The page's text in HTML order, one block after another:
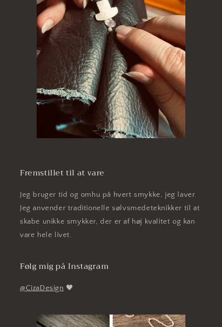
Fremstillet til at vare
Jeg bruger tid og omhu på hvert smykke, jeg laver.
Jeg anvender traditionelle sølvsmedeteknikker til at
skabe unikke smykker, der er af høj kvalitet og kan
vare hele livet.
Følg mig på Instagram
@CizaDesign 🖤